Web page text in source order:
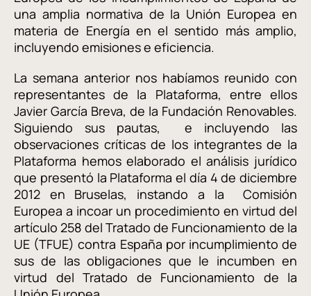
una amplia normativa de la Unión Europea en
materia de Energía en el sentido más amplio,
incluyendo emisiones e eficiencia.
La semana anterior nos habíamos reunido con
representantes de la Plataforma, entre ellos
Javier García Breva, de la Fundación Renovables.
Siguiendo sus pautas, e incluyendo las
observaciones críticas de los integrantes de la
Plataforma hemos elaborado el análisis jurídico
que presentó la Plataforma el día 4 de diciembre
2012 en Bruselas, instando a la Comisión
Europea a incoar un procedimiento en virtud del
artículo 258 del Tratado de Funcionamiento de la
UE (TFUE) contra España por incumplimiento de
sus de las obligaciones que le incumben en
virtud del Tratado de Funcionamiento de la